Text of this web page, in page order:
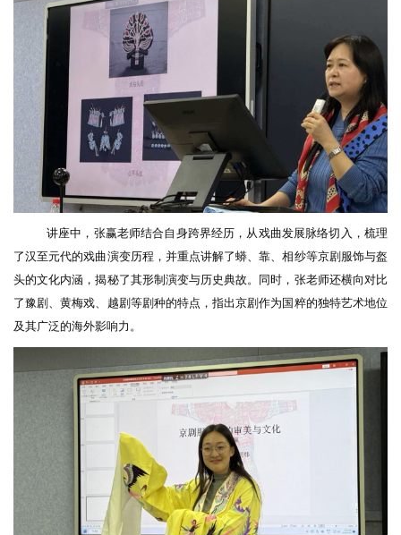
讲座中，张赢老师结合自身跨界经历，从戏曲发展脉络切入，梳理
了汉至元代的戏曲演变历程，并重点讲解了蟒、靠、相纱等京剧服饰与盔
头的文化内涵，揭秘了其形制演变与历史典故。同时，张老师还横向对比
了豫剧、黄梅戏、越剧等剧种的特点，指出京剧作为国粹的独特艺术地位
及其广泛的海外影响力。